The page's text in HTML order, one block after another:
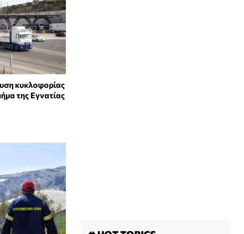
κυκλοφορίας
της Εγνατίας